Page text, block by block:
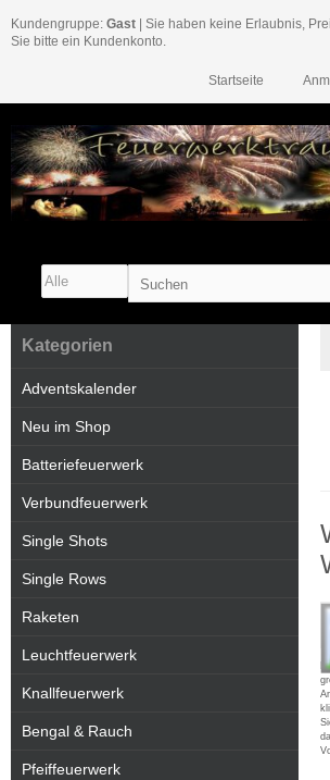
Kundengruppe: Gast | Sie haben keine Erlaubnis,
Sie bitte ein Kundenkonto.
Startseite
Kategorien
Adventskalender
Neu im Shop
Batteriefeuerwerk
Verbundfeuerwerk
Single Shots
Single Rows
Raketen
Leuchtfeuerwerk
Knallfeuerwerk
Bengal & Rauch
Pfeiffeuerwerk